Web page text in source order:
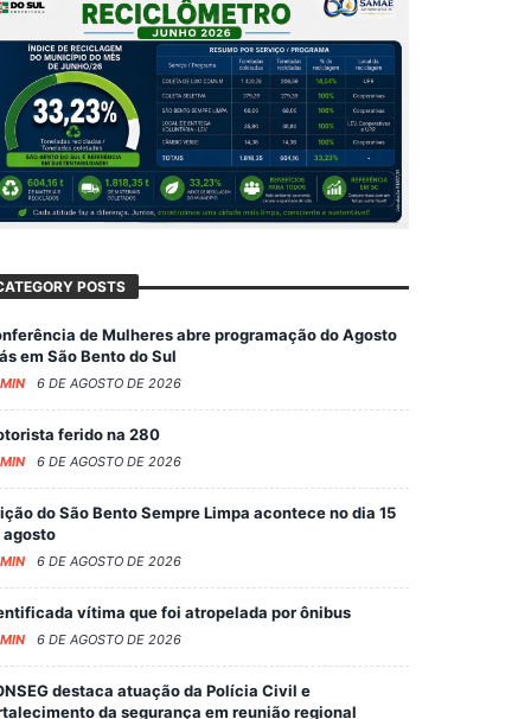
POSTS
de Mulheres abre programação do Agosto
em São Bento do Sul
6 DE AGOSTO DE 2026
ferido na 280
6 DE AGOSTO DE 2026
do São Bento Sempre Limpa acontece no dia 15
agosto
6 DE AGOSTO DE 2026
vítima que foi atropelada por ônibus
6 DE AGOSTO DE 2026
destaca atuação da Polícia Civil e
da segurança em reunião regional